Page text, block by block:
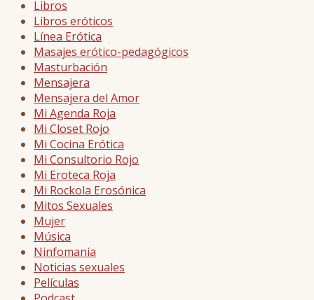
Libros
Libros eróticos
Línea Erótica
Masajes erótico-pedagógicos
Masturbación
Mensajera
Mensajera del Amor
Mi Agenda Roja
Mi Closet Rojo
Mi Cocina Erótica
Mi Consultorio Rojo
Mi Eroteca Roja
Mi Rockola Erosónica
Mitos Sexuales
Mujer
Música
Ninfomanía
Noticias sexuales
Películas